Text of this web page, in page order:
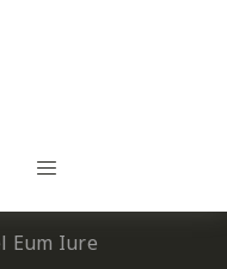
Eum Iure